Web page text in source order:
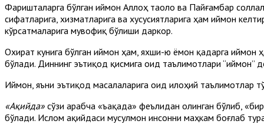
Фаришталарга бўлган иймон Аллоҳ таоло ва Пайғамбар
сифатларига, хизматларига ва хусусиятларига ҳам иймон
кўрсатмаларига мувофиқ бўлиши даркор.
Охират кунига бўлган иймон ҳам, яхши-ю ёмон қадарга
бўлади. Диннинг эътиқод қисмига оид таълимотлари
Иймон, яъни эътиқод масалаларига оид илоҳий
«Ақийда» сўзи арабча «ъақада» феълидан олинган бўлиб,
бўлади. Ислом ақийдаси мусулмон инсонни маҳкам боғлаб